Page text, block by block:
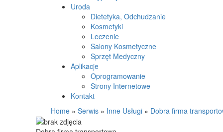
Uroda
Dietetyka, Odchudzanie
Kosmetyki
Leczenie
Salony Kosmetyczne
Sprzęt Medyczny
Aplikacje
Oprogramowanie
Strony Internetowe
Kontakt
Home » Serwis » Inne Usługi » Dobra firma